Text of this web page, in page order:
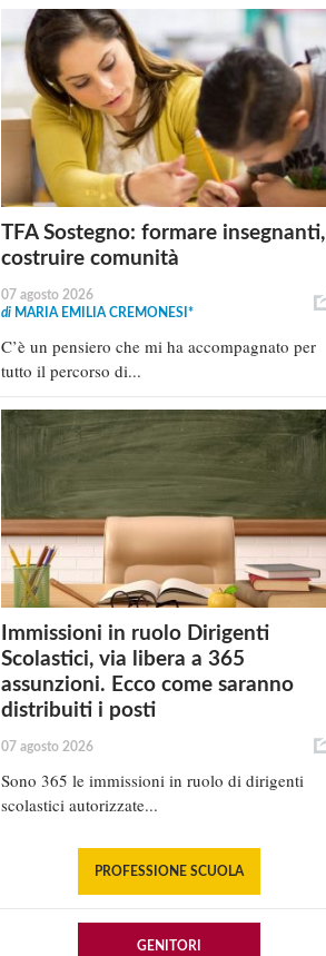
TFA Sostegno: formare insegnanti,
costruire comunità
07 agosto 2026
di MARIA EMILIA CREMONESI*
C’è un pensiero che mi ha accompagnato per
tutto il percorso di...
Immissioni in ruolo Dirigenti
Scolastici, via libera a 365
assunzioni. Ecco come saranno
distribuiti i posti
07 agosto 2026
Sono 365 le immissioni in ruolo di dirigenti
scolastici autorizzate...
PROFESSIONE SCUOLA
GENITORI